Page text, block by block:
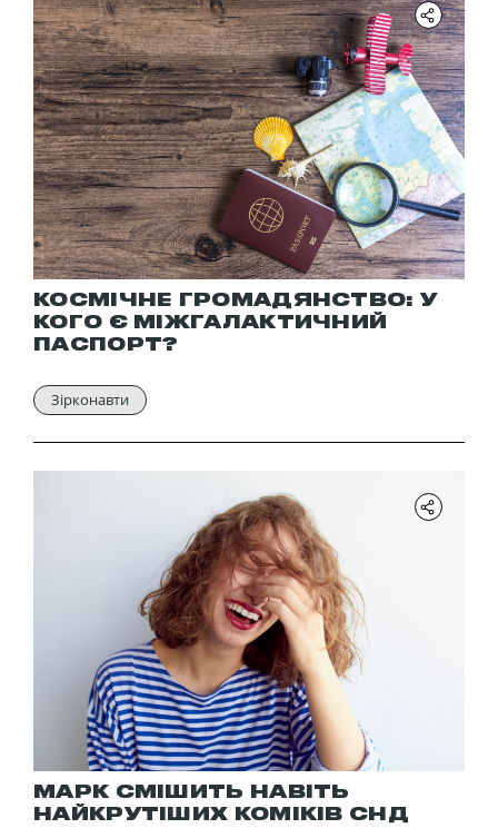
КОСМІЧНЕ ГРОМАДЯНСТВО: У
КОГО Є МІЖГАЛАКТИЧНИЙ
ПАСПОРТ?
Зірконавти
МАРК СМІШИТЬ НАВІТЬ
НАЙКРУТІШИХ КОМІКІВ СНД